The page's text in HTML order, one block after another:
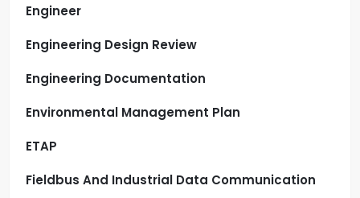
Engineer
Engineering Design Review
Engineering Documentation
Environmental Management Plan
ETAP
Fieldbus And Industrial Data Communication